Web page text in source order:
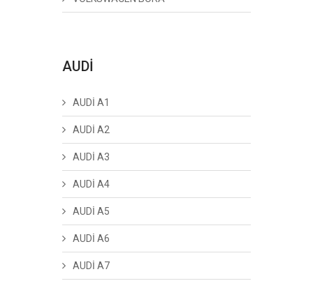
AUDİ
AUDİ A1
AUDİ A2
AUDİ A3
AUDİ A4
AUDİ A5
AUDİ A6
AUDİ A7